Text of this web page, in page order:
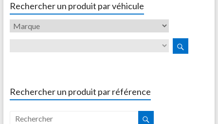
Rechercher un produit par véhicule
Rechercher un produit par référence